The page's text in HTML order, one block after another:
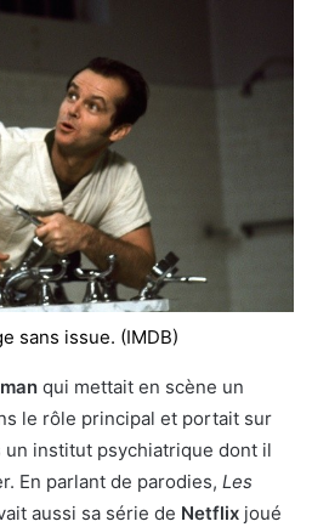
sans issue. (IMDB)
qui mettait en scène un
le rôle principal et portait sur
un institut psychiatrique dont il
En parlant de parodies, Les
aussi sa série de Netflix joué